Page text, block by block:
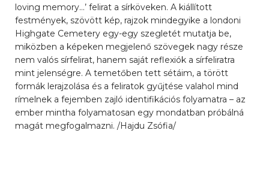
loving memory…’ felirat a sírköveken. A kiállított
festmények, szövött kép, rajzok mindegyike a londoni
Highgate Cemetery egy-egy szegletét mutatja be,
miközben a képeken megjelenő szövegek nagy része
nem valós sírfelirat, hanem saját reflexiók a sírfeliratra
mint jelenségre. A temetőben tett sétáim, a törött
formák lerajzolása és a feliratok gyűjtése valahol mind
rímelnek a fejemben zajló identifikációs folyamatra – az
ember mintha folyamatosan egy mondatban próbálná
magát megfogalmazni. /Hajdu Zsófia/